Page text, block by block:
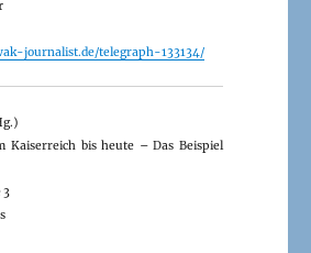
journalist.de/telegraph-133134/
Kaiserreich bis heute – Das Beispiel
3